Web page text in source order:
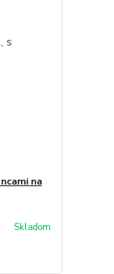
na
Skladom